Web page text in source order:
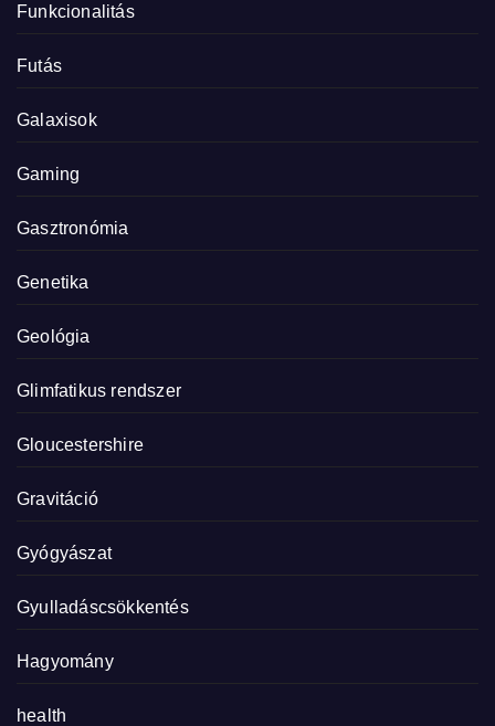
Funkcionalitás
Futás
Galaxisok
Gaming
Gasztronómia
Genetika
Geológia
Glimfatikus rendszer
Gloucestershire
Gravitáció
Gyógyászat
Gyulladáscsökkentés
Hagyomány
health